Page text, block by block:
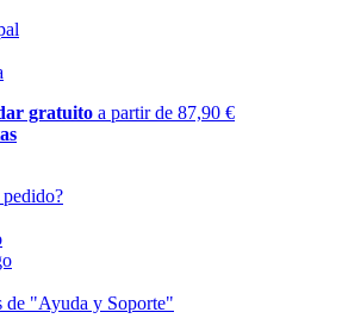
gratuito a partir de 87,90 €
de "Ayuda y Soporte"